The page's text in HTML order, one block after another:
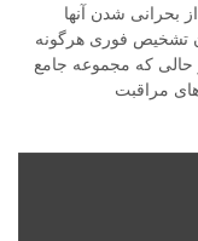
بحرانی شدن آنها
تشخیص فوری هرگونه
حالی که مجموعه جامع
مراقبت